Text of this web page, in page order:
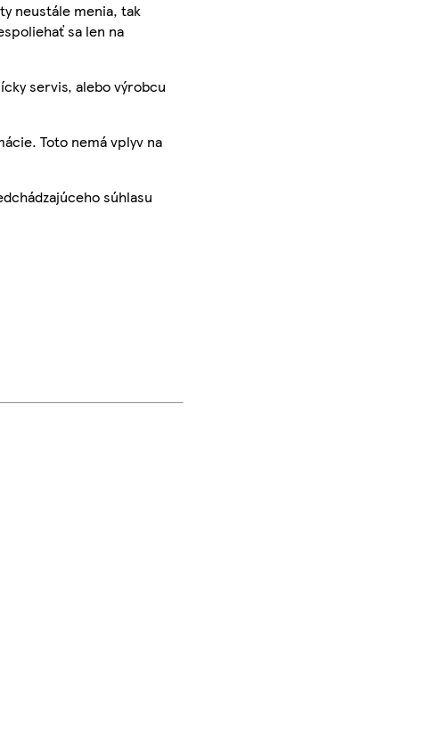
neustále menia, tak
sa len na
servis, alebo výrobcu
Toto nemá vplyv na
súhlasu